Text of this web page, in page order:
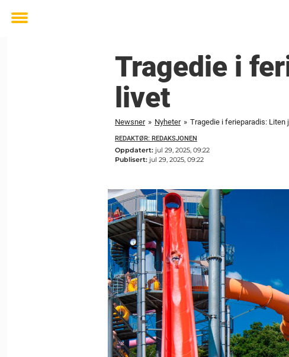
Toggle
Tragedie i
livet
Newsner » Nyheter » Tragedie i ferieparadis: Liten
REDAKTØR: REDAKSJONEN
Oppdatert: jul 29, 2025, 09:22
Publisert: jul 29, 2025, 09:22